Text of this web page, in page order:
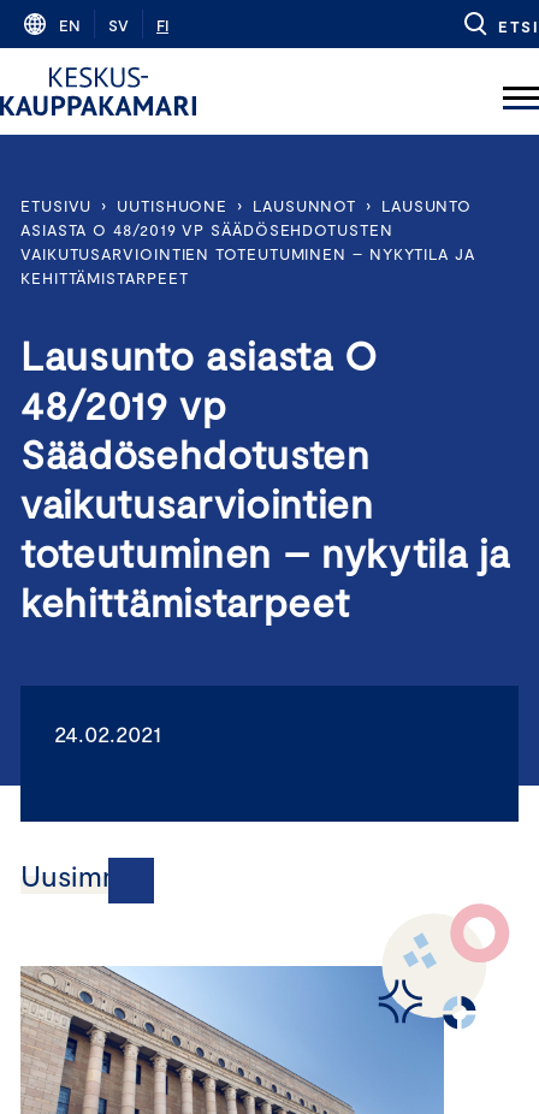
Skip
content
EN SV FI ETSI
ETUSIVU › UUTISHUONE › LAUSUNNOT ›
LAUSUNTO
ASIASTA O 48/2019 VP SÄÄDÖSEHDOTUSTEN
VAIKUTUSARVIOINTIEN TOTEUTUMINEN – NYKYTILA JA
KEHITTÄMISTARPEET
Lausunto asiasta O
48/2019 vp
Säädösehdotusten
vaikutusarviointien
toteutuminen – nykytila ja
kehittämistarpeet
24.02.2021
Uusimmat